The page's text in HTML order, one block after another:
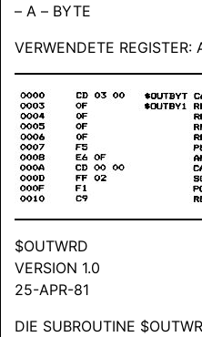
– A – BYTE
VERWENDETE REGISTER:
$OUTWRD
VERSION 1.0
25-APR-81
DIE SUBROUTINE